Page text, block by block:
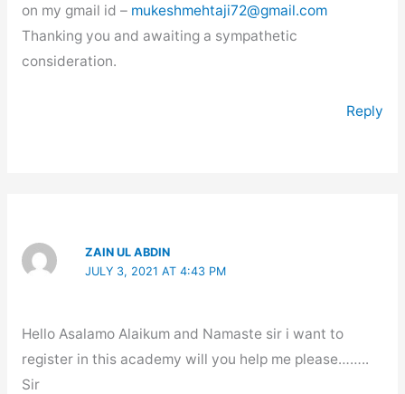
on my gmail id – mukeshmehtaji72@gmail.com
Thanking you and awaiting a sympathetic
consideration.
Reply
ZAIN UL ABDIN
JULY 3, 2021 AT 4:43 PM
Hello Asalamo Alaikum and Namaste sir i want to
register in this academy will you help me please……..
Sir